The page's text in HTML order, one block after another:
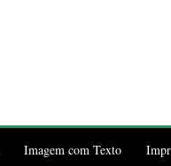
Imagem com Texto